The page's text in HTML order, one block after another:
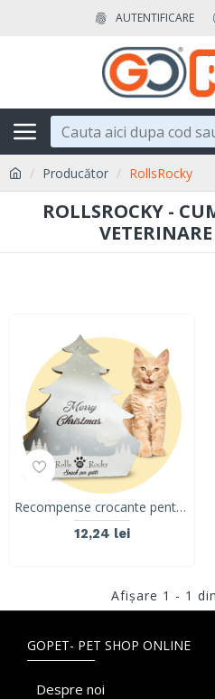
AUTENTIFICARE
Producător RollsRocky
ROLLSROCKY -
Recompense crocante pentru pisici ROLLS ROCKY Brad de Craciun, silver, 50g
12,24 lei
Afişare 1 - 1
GOPET- PET SHOP ONLINE
Despre noi